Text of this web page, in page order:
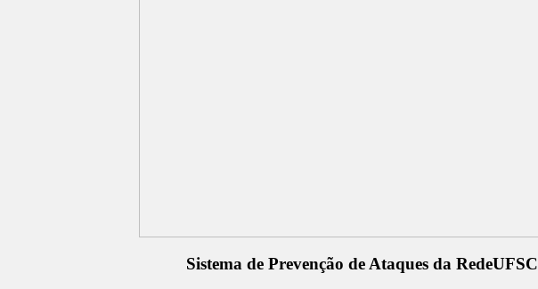
Sistema de Prevenção de Ataques da RedeUFSC